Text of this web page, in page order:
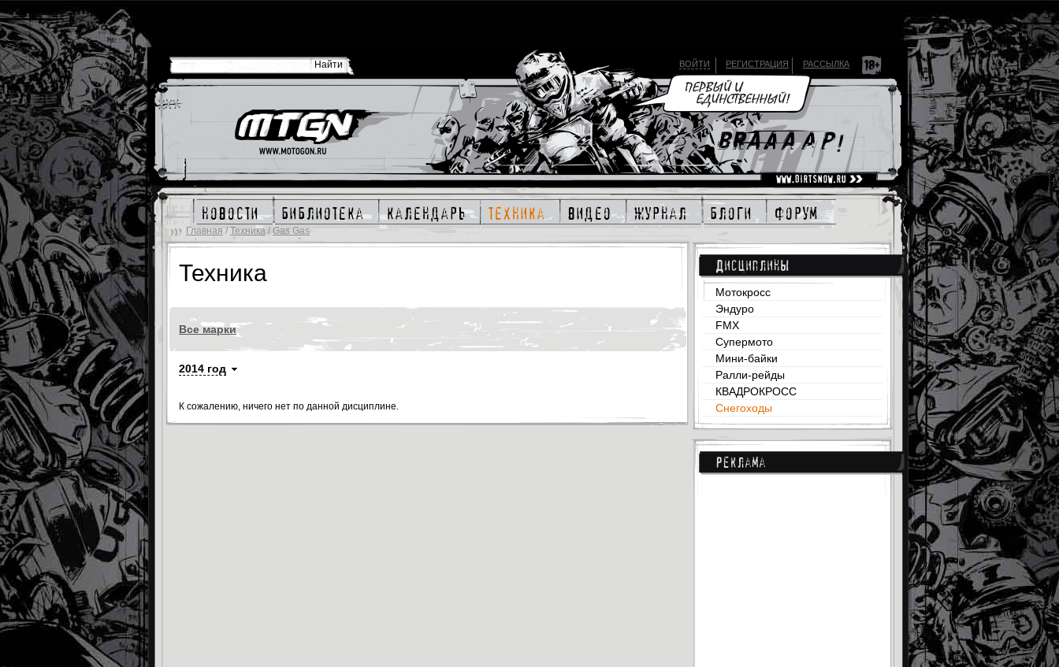
новости библиотека календарь техника видео журнал блоги форум
ВОЙТИ РЕГИСТРАЦИЯ РАССЫЛКА
Главная /Техника /Gas Gas
Техника
Все марки
2014 год
К сожалению, ничего нет по данной дисциплине.
Дисциплины
Мотокросс
Эндуро
FMX
Супермото
Мини-байки
Ралли-рейды
КВАДРОКРОСС
Снегоходы
Реклама